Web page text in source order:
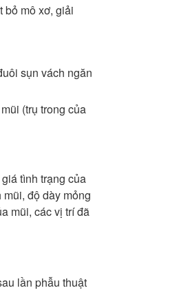
bỏ mô xơ, giải
sụn vách ngăn
(trụ trong của
tình trạng của
độ dày mỏng
mũi, các vị trí đã
lần phẫu thuật